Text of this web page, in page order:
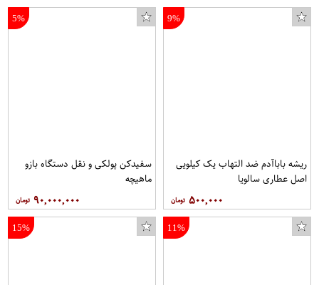
9%
ریشه باباآدم ضد التهاب یک کیلویی
اصل عطاری سالویا
۵۰۰,۰۰۰
5%
سفیدکن پولکی و نقل دستگاه بازو
ماهیچه
۹۰,۰۰۰,۰۰۰
11%
15%